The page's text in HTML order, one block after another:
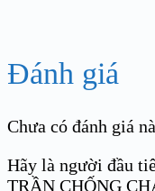
Đánh giá
Chưa có đánh giá
Hãy là người đầu
TRẦN CHỐNG